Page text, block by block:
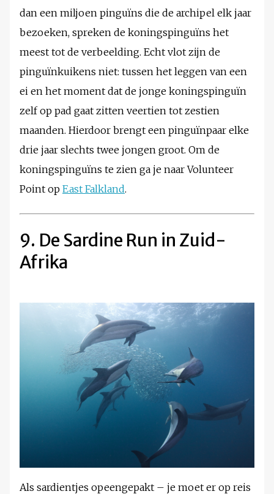
dan een miljoen pinguïns die de archipel elk jaar
bezoeken, spreken de koningspinguïns het
meest tot de verbeelding. Echt vlot zijn de
pinguïnkuikens niet: tussen het leggen van een
ei en het moment dat de jonge koningspinguïn
zelf op pad gaat zitten veertien tot zestien
maanden. Hierdoor brengt een pinguïnpaar elke
drie jaar slechts twee jongen groot. Om de
koningspinguïns te zien ga je naar Volunteer
Point op East Falkland.
9. De Sardine Run in Zuid-
Afrika
Als sardientjes opeengepakt – je moet er op reis